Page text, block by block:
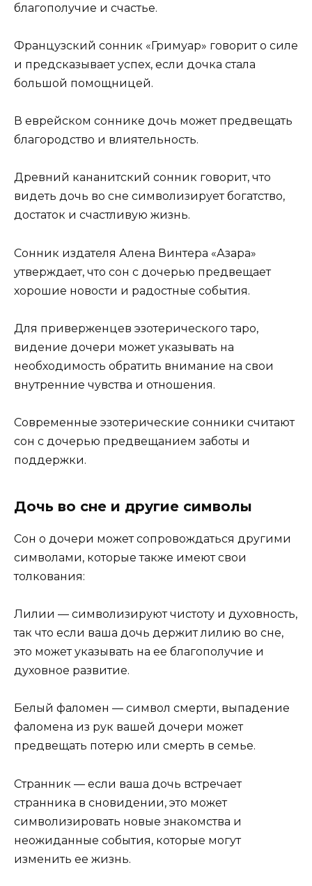
благополучие и счастье.
Французский сонник «Гримуар» говорит о силе
и предсказывает успех, если дочка стала
большой помощницей.
В еврейском соннике дочь может предвещать
благородство и влиятельность.
Древний кананитский сонник говорит, что
видеть дочь во сне символизирует богатство,
достаток и счастливую жизнь.
Сонник издателя Алена Винтера «Азара»
утверждает, что сон с дочерью предвещает
хорошие новости и радостные события.
Для приверженцев эзотерического таро,
видение дочери может указывать на
необходимость обратить внимание на свои
внутренние чувства и отношения.
Современные эзотерические сонники считают
сон с дочерью предвещанием заботы и
поддержки.
Дочь во сне и другие символы
Сон о дочери может сопровождаться другими
символами, которые также имеют свои
толкования:
Лилии — символизируют чистоту и духовность,
так что если ваша дочь держит лилию во сне,
это может указывать на ее благополучие и
духовное развитие.
Белый фаломен — символ смерти, выпадение
фаломена из рук вашей дочери может
предвещать потерю или смерть в семье.
Странник — если ваша дочь встречает
странника в сновидении, это может
символизировать новые знакомства и
неожиданные события, которые могут
изменить ее жизнь.